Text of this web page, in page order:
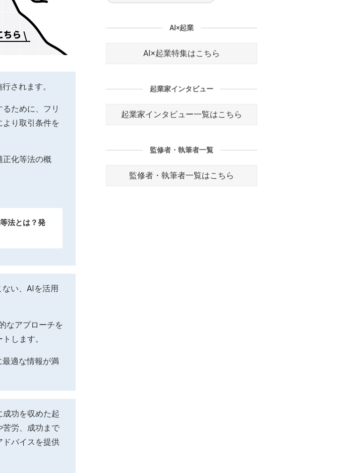
されます。
ために、フリ
り取引条件を
正化等法の概
法とは？発
い、AIを活用
なアプローチを
します。
適な情報が満
成功を収めた起
苦労、成功まで
ドバイスを提供
AI×起業
AI×起業特集はこちら
起業家インタビュー
起業家インタビュー一覧はこちら
監修者・執筆者一覧
監修者・執筆者一覧はこちら